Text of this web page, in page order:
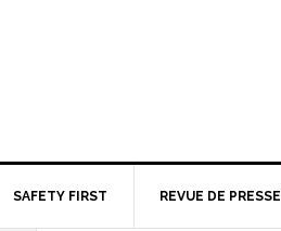
SAFETY FIRST REVUE DE PRESSE